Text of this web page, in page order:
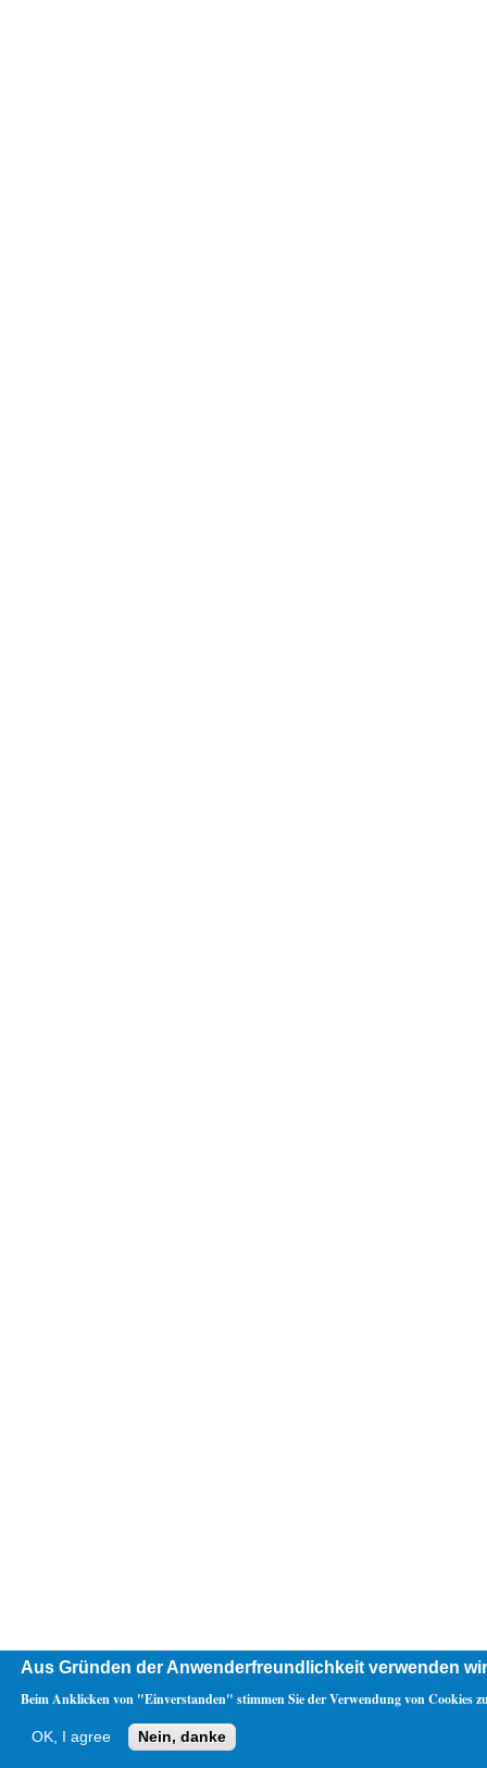
Aus Gründen der Anwenderfreundlichkeit verwenden
Beim Anklicken von "Einverstanden" stimmen Sie der Verwendung von Cookies
OK, I agree Nein, danke